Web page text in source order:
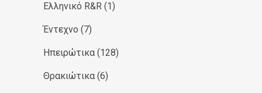
Ελληνικό R&R (1)
Έντεχνο (7)
Ηπειρώτικα (128)
Θρακιώτικα (6)